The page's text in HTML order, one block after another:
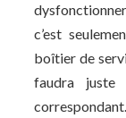
c’est
boîtier de
faudra juste
correspondant.